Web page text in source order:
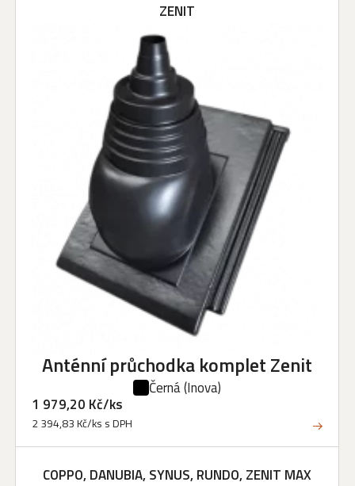
ZENIT
Anténní průchodka komplet Zenit
Černá(Inova)
1 979,20 Kč/ks
2 394,83 Kč/ks s DPH
COPPO, DANUBIA, SYNUS, RUNDO, ZENIT MAX